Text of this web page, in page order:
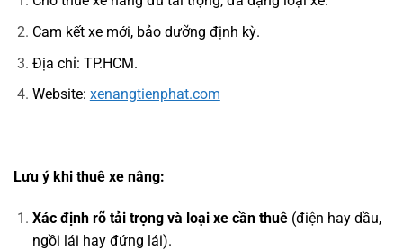
Cam kết xe mới, bảo dưỡng định kỳ.
Địa chỉ: TP.HCM.
Website: xenangtienphat.com
Lưu ý khi thuê xe nâng:
Xác định rõ tải trọng và loại xe cần thuê(điện hay dầu,
ngồi lái hay đứng lái).